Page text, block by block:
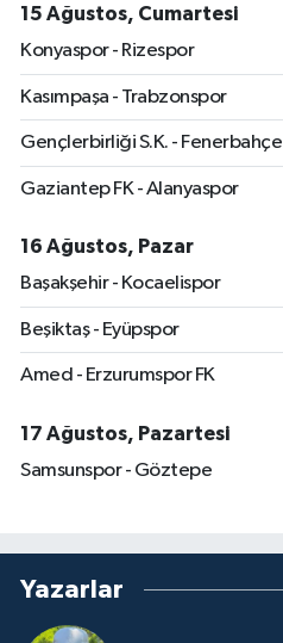
15 Ağustos, Cumartesi
Konyaspor - Rizespor
Kasımpaşa - Trabzonspor
Gençlerbirliği S.K. - Fenerbahçe
Gaziantep FK - Alanyaspor
16 Ağustos, Pazar
Başakşehir - Kocaelispor
Beşiktaş - Eyüpspor
Amed - Erzurumspor FK
17 Ağustos, Pazartesi
Samsunspor - Göztepe
Yazarlar